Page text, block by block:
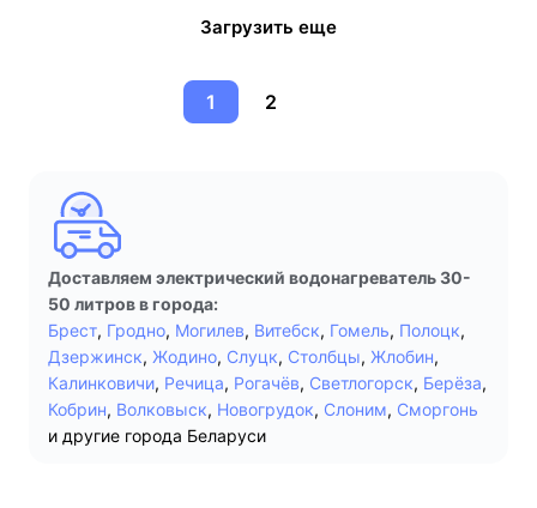
Загрузить еще
1 2
Доставляем электрический водонагреватель 30-
50 литров в города:
Брест, Гродно, Могилев, Витебск, Гомель, Полоцк,
Дзержинск, Жодино, Слуцк, Столбцы, Жлобин,
Калинковичи, Речица, Рогачёв, Светлогорск, Берёза,
Кобрин, Волковыск, Новогрудок, Слоним, Сморгонь
и другие города Беларуси